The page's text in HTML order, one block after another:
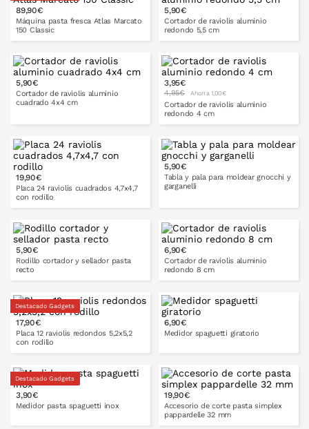
PONLO EN LA CESTA
PONLO EN LA CESTA
89,90€
Máquina pasta fresca Atlas Marcato
150 Classic
PONLO EN LA CESTA
5,90€
Cortador de raviolis aluminio
redondo 5,5 cm
PONLO EN LA CESTA
5,90€
Cortador de raviolis aluminio
cuadrado 4x4 cm
PONLO EN LA CESTA
3,95€
4,95€ Ahorra 1,00€
Cortador de raviolis aluminio
redondo 4 cm
PONLO EN LA CESTA
19,90€
Placa 24 raviolis cuadrados 4,7x4,7
con rodillo
PONLO EN LA CESTA
5,90€
Tabla y pala para moldear gnocchi y
garganelli
PONLO EN LA CESTA
5,90€
Rodillo cortador y sellador pasta
recto
PONLO EN LA CESTA
6,90€
Cortador de raviolis aluminio
redondo 8 cm
PONLO EN LA CESTA
Destacado Gadgets
17,90€
Placa 12 raviolis redondos 5,2x5,2
con rodillo
PONLO EN LA CESTA
6,90€
Medidor spaguetti giratorio
PONLO EN LA CESTA
Destacado Gadgets
3,90€
Medidor pasta spaguetti inox
19,90€
Accesorio de corte pasta simplex
pappardelle 32 mm